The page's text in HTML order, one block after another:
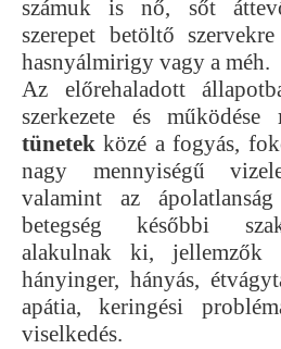
számuk is nő, sőt
szerepet betöltő
hasnyálmirigy vagy a méh.
Az előrehaladott
szerkezete és működése
tünetek közé a fogyás,
nagy mennyiségű
valamint az
betegség későbbi
alakulnak ki, jellemzők
hányinger, hányás,
apátia, keringési
viselkedés.